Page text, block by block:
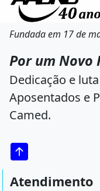
Fundada em 17 de
Por um Novo
Dedicação e
Aposentados e
Camed.
Atendimento